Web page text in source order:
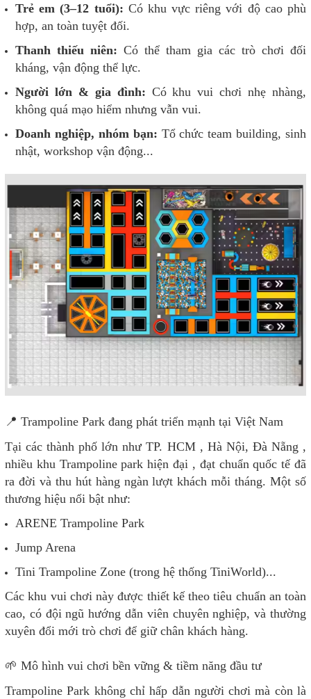
Trẻ em (3–12 tuổi): Có khu vực riêng với độ cao phù
hợp, an toàn tuyệt đối.
Thanh thiếu niên: Có thể tham gia các trò chơi đối
kháng, vận động thể lực.
Người lớn & gia đình: Có khu vui chơi nhẹ nhàng,
không quá mạo hiểm nhưng vẫn vui.
Doanh nghiệp, nhóm bạn: Tổ chức team building, sinh
nhật, workshop vận động...
📍 Trampoline Park đang phát triển mạnh tại Việt Nam
Tại các thành phố lớn như TP. HCM , Hà Nội, Đà Nẵng ,
nhiều khu Trampoline park hiện đại , đạt chuẩn quốc tế đã
ra đời và thu hút hàng ngàn lượt khách mỗi tháng. Một số
thương hiệu nổi bật như:
ARENE Trampoline Park
Jump Arena
Tini Trampoline Zone (trong hệ thống TiniWorld)...
Các khu vui chơi này được thiết kế theo tiêu chuẩn an toàn
cao, có đội ngũ hướng dẫn viên chuyên nghiệp, và thường
xuyên đổi mới trò chơi để giữ chân khách hàng.
🌱 Mô hình vui chơi bền vững & tiềm năng đầu tư
Trampoline Park không chỉ hấp dẫn người chơi mà còn là